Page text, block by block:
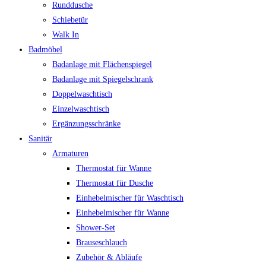
Runddusche
Schiebetür
Walk In
Badmöbel
Badanlage mit Flächenspiegel
Badanlage mit Spiegelschrank
Doppelwaschtisch
Einzelwaschtisch
Ergänzungsschränke
Sanitär
Armaturen
Thermostat für Wanne
Thermostat für Dusche
Einhebelmischer für Waschtisch
Einhebelmischer für Wanne
Shower-Set
Brauseschlauch
Zubehör & Abläufe